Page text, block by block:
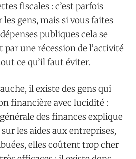
fiscales : c’est parfois
gens, mais si vous faites
publiques cela se
une récession de l’activité
ce qu’il faut éviter.
il existe des gens qui
financière avec lucidité :
des finances explique
les aides aux entreprises,
elles coûtent trop cher